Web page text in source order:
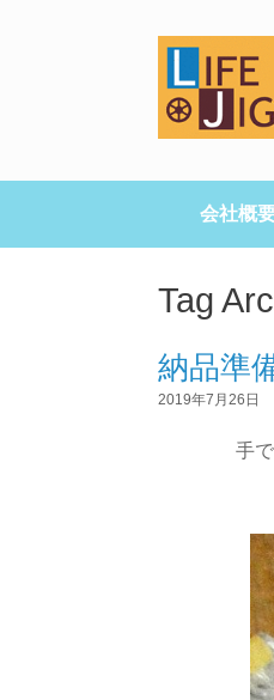
会社概
Tag
納品準
2019年7月26日
手